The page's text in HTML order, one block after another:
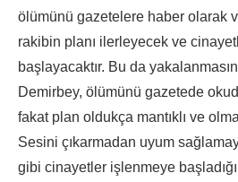
ölümünü gazetelere haber olarak
rakibin planı ilerleyecek ve
başlayacaktır. Bu da
Demirbey, ölümünü gazetede
fakat plan oldukça mantıklı ve
Sesini çıkarmadan uyum
gibi cinayetler işlenmeye